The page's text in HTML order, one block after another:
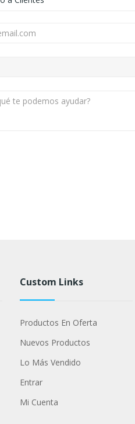
Custom Links
Productos En Oferta
Nuevos Productos
Lo Más Vendido
Entrar
Mi Cuenta